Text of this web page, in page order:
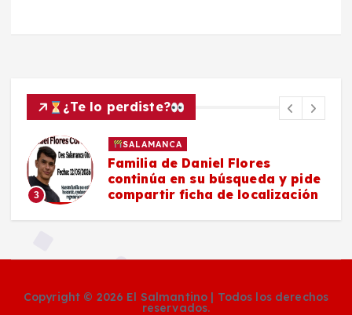
¿Te lo perdiste?
3
SALAMANCA
Familia de Daniel Flores
continúa en su búsqueda y pide
compartir ficha de localización
Copyright © 2026 El Salmantino | Todos los derechos
reservados.